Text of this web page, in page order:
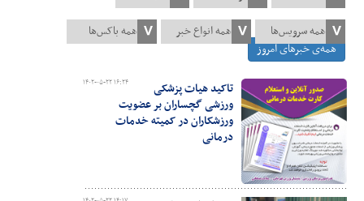
همه‌ی خبرهای امروز
۱۴۰۲-۰۵-۲۲ ۱۶:۲۴
تاکید هیات پزشکی
ورزشی گچساران بر عضویت
ورزشکاران در کمیته خدمات
درمانی